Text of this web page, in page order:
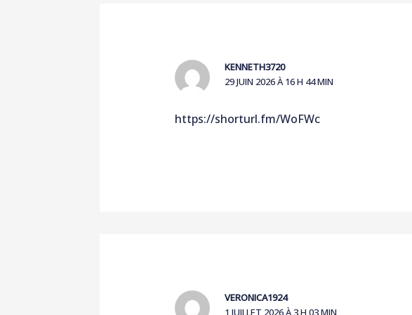
KENNETH3720
29 JUIN 2026 À 16 H 44 MIN
https://shorturl.fm/WoFWc
VERONICA1924
1 JUILLET 2026 À 3 H 03 MIN